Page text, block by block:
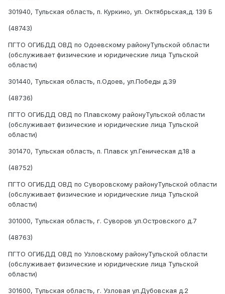
301940, Тульская область, п. Куркино, ул. Октябрьская,д. 139 Б
(48743)
ПГТО ОГИБДД ОВД по Одоевскому районуТульской области
(обслуживает физические и юридические лица Тульской
области)
301440, Тульская область, п.Одоев, ул.Победы д.39
(48736)
ПГТО ОГИБДД ОВД по Плавскому районуТульской области
(обслуживает физические и юридические лица Тульской
области)
301470, Тульская область, п. Плавск ул.Геническая д.18 а
(48752)
ПГТО ОГИБДД ОВД по Суворовскому районуТульской области
(обслуживает физические и юридические лица Тульской
области)
301000, Тульская область, г. Суворов ул.Островского д.7
(48763)
ПГТО ОГИБДД ОВД по Узловскому районуТульской области
(обслуживает физические и юридические лица Тульской
области)
301600, Тульская область, г. Узловая ул.Дубовская д.2